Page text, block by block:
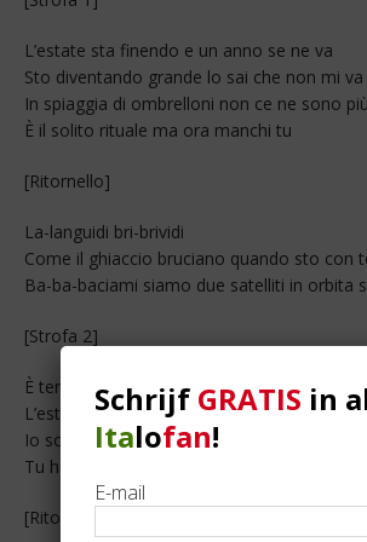
L’estate sta finendo e un anno se ne va
Sto diventando grande lo sai che non mi va
In spiaggia di ombrelloni non ce ne sono più
È il solito rituale ma ora manchi tu
[Ritornello]
La-languidi bri-brividi
Come il ghiaccio bruciano quando sto con
Ba-ba-baciami siamo due satelliti in orbita
[Strofa 2]
È tempo che i gabbiani arrivino in città
L’estate sta finendo lo sai che non mi va
Io sono ancora solo non e una novità
Tu hai già chi ti consola a me chi penserà
[Ritornello]
Schrijf GRATIS in
Italofan!
E-mail